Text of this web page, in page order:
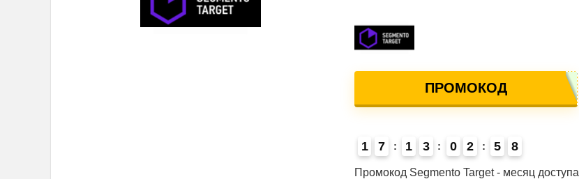
ПРОМОКОД
1
4
7 1 3 0 2 5 7
8
Промокод Segmento Target - месяц доступа